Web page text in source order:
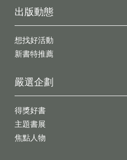
出版動態
想找好活動
新書特推薦
嚴選企劃
得獎好書
主題書展
焦點人物